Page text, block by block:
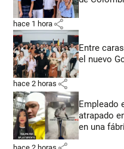
hace 1 hora share
Entre
el nuevo
hace 2 horas share
Empleado
atrapado
en una